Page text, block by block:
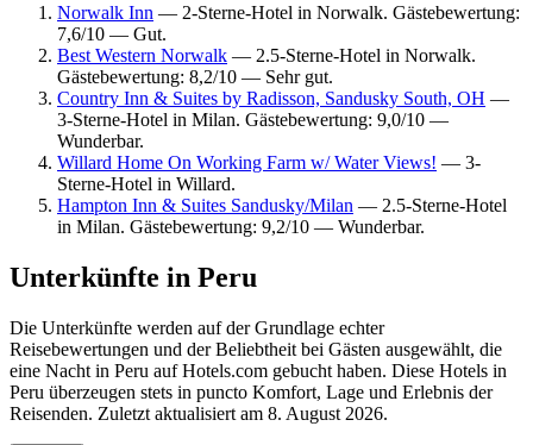
Norwalk Inn — 2-Sterne-Hotel in Norwalk. Gästebewertung:
7,6/10 — Gut.
Best Western Norwalk — 2.5-Sterne-Hotel in Norwalk.
Gästebewertung: 8,2/10 — Sehr gut.
Country Inn & Suites by Radisson, Sandusky South, OH —
3-Sterne-Hotel in Milan. Gästebewertung: 9,0/10 —
Wunderbar.
Willard Home On Working Farm w/ Water Views! — 3-
Sterne-Hotel in Willard.
Hampton Inn & Suites Sandusky/Milan — 2.5-Sterne-Hotel
in Milan. Gästebewertung: 9,2/10 — Wunderbar.
Unterkünfte in Peru
Die Unterkünfte werden auf der Grundlage echter
Reisebewertungen und der Beliebtheit bei Gästen ausgewählt, die
eine Nacht in Peru auf Hotels.com gebucht haben. Diese Hotels in
Peru überzeugen stets in puncto Komfort, Lage und Erlebnis der
Reisenden. Zuletzt aktualisiert am 8. August 2026.